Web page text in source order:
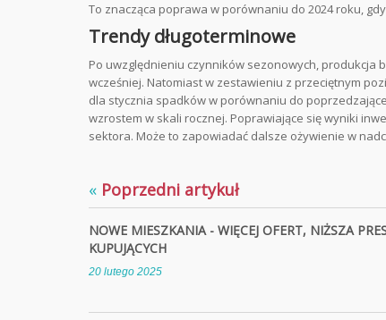
To znacząca poprawa w porównaniu do 2024 roku,
Trendy długoterminowe
Po uwzględnieniu czynników sezonowych, produkcja
wcześniej. Natomiast w zestawieniu z przeciętnym
dla stycznia spadków w porównaniu do
wzrostem w skali rocznej. Poprawiające się wyniki
sektora. Może to zapowiadać dalsze ożywienie w
« Poprzedni artykuł
NOWE MIESZKANIA - WIĘCEJ OFERT, NIŻSZA
KUPUJĄCYCH
20 lutego 2025